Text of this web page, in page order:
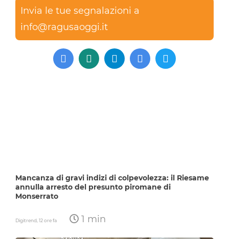
Invia le tue segnalazioni a
info@ragusaoggi.it
Mancanza di gravi indizi di colpevolezza: il Riesame
annulla arresto del presunto piromane di
Monserrato
Digitrend,12 ore fa 1 min